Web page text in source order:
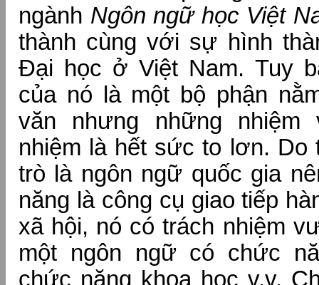
ngành Ngôn ngữ học Việt
thành cùng với sự hình
Đại học ở Việt Nam. Tuy
của nó là một bộ phận
văn nhưng những
nhiệm là hết sức to lơn. Do
trò là ngôn ngữ quốc gia
năng là công cụ giao tiếp
xã hội, nó có trách nhiệm
một ngôn ngữ có chức
chức năng khoa học v.v.